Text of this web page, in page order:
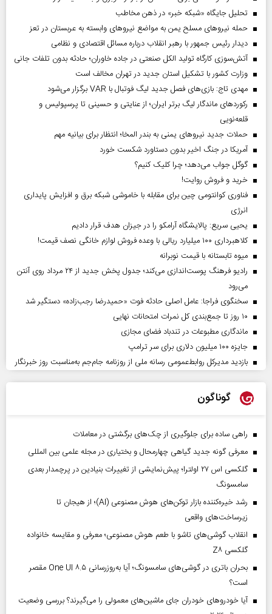
تحلیل جایگاه «شبکه خبر» در ذهن مخاطب
حمله نیروهای مسلح یمن به مواضع نیروهای وابسته به عربستان در تعز
دیدار رئیس‌ جمهور با رهبر انقلاب درباره مسائل اقتصادی و نظامی
آتش‌سوزی کارگاه تولید الکل صنعتی در جاده خاوران؛ حادثه بدون تلفات جانی
وزارت کشور با تشکیل استان جدید در تهران مخالف است
مهدی تاج: بازی‌های فصل جدید لیگ فوتبال با VAR برگزار می‌شود
رکورد‌های ماندگار لیگ برتر ایران؛ از عنایتی و حسینی تا پرسپولیس و
قلعه‌نویی
حملات جدید نیروهای یمنی به بندر المخا؛ انتظار برای بیانیه مهم
آمریکا در جنگ اخیر بدون دستاورد شکست خورد
گوگل جواب می‌دهد؛ چرا کلیک کنیم؟
خرید و فروش روایت!
فناوری کوانتومی چین برای مقابله با خاموشی شبکه برق و افزایش پایداری
انرژی
یحیی سریع: پالایشگاه آرامکو را در جیزان هدف قرار دادیم
کلاهبرداری ۱۰۰ میلیارد ریالی با وعده فروش لوازم خانگی نصف قیمت!
میوه تابستانه با قیمت نوبرانه
رادیو فرهنگ پوست‌اندازی می‌کند؛ جدول پخش جدید از ۲۴ مرداد روی آنتن
می‌رود
سخنگوی فراجا: عامل اصلی حادثه فوت «حمیدرضا رجب‌زاده» دستگیر شد
۱۰ روز تا جمع‌بندی کل نمرات امتحانات نهایی
ماندگاری مطبوعات در تندباد فضای مجازی
جایزه ۱۰۰ میلیون دلاری برای سر ترامپ
بازدید مدیرکل روابط‌عمومی رسانه ملی از روزنامه جام‌جم به‌مناسبت روز خبرنگار
گوناگون
راهی ساده برای جلوگیری از چک‌های برگشتی در معاملات
معرفی گونه جدید گیاهی چهارمحال و بختیاری در مجله علمی بین المللی
گلکسی اس ۲۷ اولترا؛ پیش‌نمایشی از تغییرات بنیادین در پرچمدار بعدی
سامسونگ
رشد خیره‌کننده بازار توکن‌های هوش مصنوعی (AI)؛ از هیجان تا
زیرساخت‌های واقعی
انقلاب گوشی‌های تاشو‌ با طعم هوش مصنوعی؛ معرفی و مقایسه خانواده
گلکسی Z۸
بحران باتری در گوشی‌های سامسونگ؛ آیا به‌روزرسانی One UI ۸.۵ مقصر
است؟
آیا خودروهای خودران جای ماشین‌های معمولی را می‌گیرند؟ بررسی وضعیت